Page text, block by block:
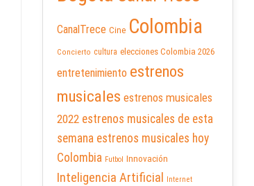
CanalTrece Cine Colombia
Concierto cultura elecciones Colombia 2026
entretenimiento estrenos
musicales estrenos musicales
2022 estrenos musicales de esta
semana estrenos musicales hoy
Colombia Futbol Innovación
Inteligencia Artificial
Internet